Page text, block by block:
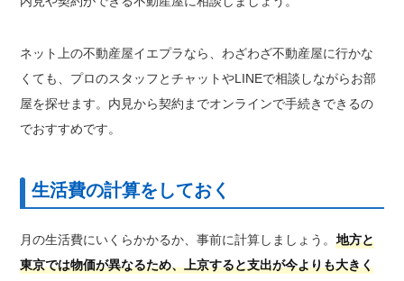
ネット上の不動産屋イエプラなら、わざわざ不動産屋に行かな
くても、プロのスタッフとチャットやLINEで相談しながらお部
屋を探せます。内見から契約までオンラインで手続きできるの
でおすすめです。
生活費の計算をしておく
月の生活費にいくらかかるか、事前に計算しましょう。地方と
東京では物価が異なるため、上京すると支出が今よりも大きく